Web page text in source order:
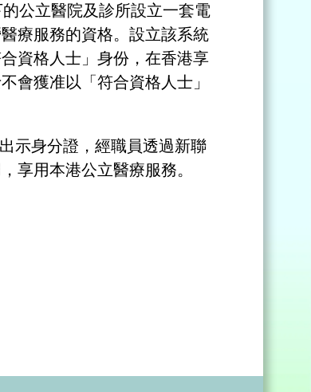
公立醫院及診所設立一套電
療服務的資格。設立該系統
資格人士」身份，在香港享
會獲准以「符合資格人士」
示身分證，經職員透過新聯
享用本港公立醫療服務。